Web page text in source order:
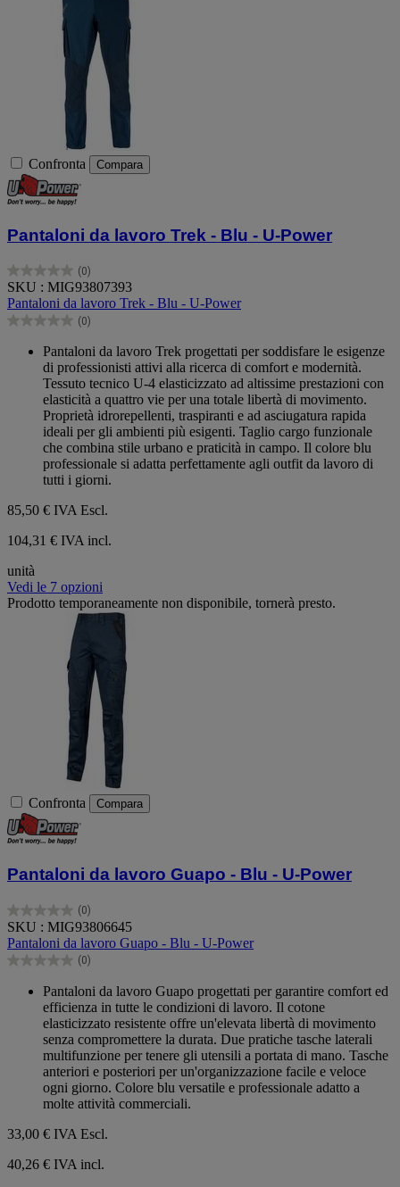
Confronta Compara
Pantaloni da lavoro Trek - Blu - U-Power
(0)
0.0
su
5
stelle.
SKU : MIG93807393
Pantaloni da lavoro Trek - Blu - U-Power
(0)
0.0
Pantaloni da lavoro Trek progettati per soddisfare le esigenze
di professionisti attivi alla ricerca di comfort e modernità.
Tessuto tecnico U-4 elasticizzato ad altissime prestazioni con
elasticità a quattro vie per una totale libertà di movimento.
Proprietà idrorepellenti, traspiranti e ad asciugatura rapida
ideali per gli ambienti più esigenti. Taglio cargo funzionale
che combina stile urbano e praticità in campo. Il colore blu
professionale si adatta perfettamente agli outfit da lavoro di
tutti i giorni.
85,50 € IVA Escl.
104,31 € IVA incl.
unità
Vedi le 7 opzioni
Prodotto temporaneamente non disponibile, tornerà presto.
Confronta Compara
Pantaloni da lavoro Guapo - Blu - U-Power
(0)
0.0
su
5
stelle.
SKU : MIG93806645
Pantaloni da lavoro Guapo - Blu - U-Power
(0)
0.0
Pantaloni da lavoro Guapo progettati per garantire comfort ed
efficienza in tutte le condizioni di lavoro. Il cotone
elasticizzato resistente offre un'elevata libertà di movimento
senza compromettere la durata. Due pratiche tasche laterali
multifunzione per tenere gli utensili a portata di mano. Tasche
anteriori e posteriori per un'organizzazione facile e veloce
ogni giorno. Colore blu versatile e professionale adatto a
molte attività commerciali.
33,00 € IVA Escl.
40,26 € IVA incl.